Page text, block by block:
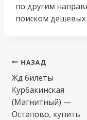
по другим
поиском дешевых
Навигация
по
записям
НАЗАД
Жд билеты
Курбакинская
(Магнитный) —
Остапово, купить